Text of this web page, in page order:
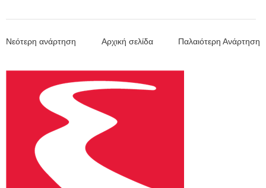
Νεότερη ανάρτηση Παλαιότερη Ανάρτηση
Αρχική σελίδα